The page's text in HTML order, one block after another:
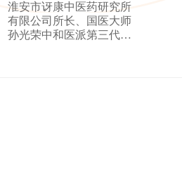
淮安市讶康中医药研究所
有限公司所长、国医大师
孙光荣中和医派第三代学